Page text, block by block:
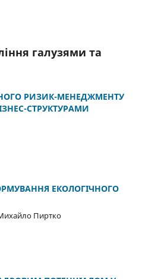
галузями та
РИЗИК-МЕНЕДЖМЕНТУ
СТРУКТУРАМИ
ЕКОЛОГІЧНОГО
Пиртко